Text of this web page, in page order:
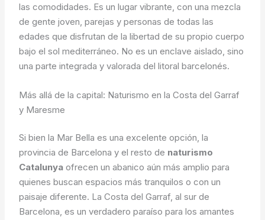
las comodidades. Es un lugar vibrante, con una mezcla
de gente joven, parejas y personas de todas las
edades que disfrutan de la libertad de su propio cuerpo
bajo el sol mediterráneo. No es un enclave aislado, sino
una parte integrada y valorada del litoral barcelonés.
Más allá de la capital: Naturismo en la Costa del Garraf
y Maresme
Si bien la Mar Bella es una excelente opción, la
provincia de Barcelona y el resto de naturismo
Catalunya ofrecen un abanico aún más amplio para
quienes buscan espacios más tranquilos o con un
paisaje diferente. La Costa del Garraf, al sur de
Barcelona, es un verdadero paraíso para los amantes